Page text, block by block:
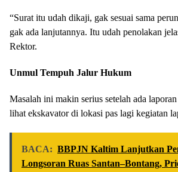
“Surat itu udah dikaji, gak sesuai sama
gak ada lanjutannya. Itu udah penolakan
Rektor.
Unmul Tempuh Jalur Hukum
Masalah ini makin serius setelah ada
lihat ekskavator di lokasi pas lagi kegiatan
BACA: BBPJN Kaltim Lanjutkan
Longsoran Ruas Santan–Bontang,